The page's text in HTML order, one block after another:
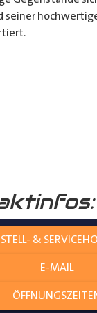
seiner
ist es die
&
E-MAIL